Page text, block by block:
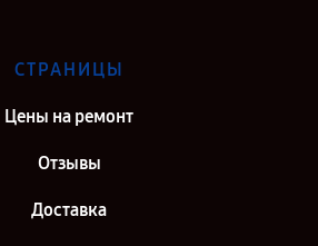
СТРАНИЦЫ
Цены на ремонт
Отзывы
Доставка